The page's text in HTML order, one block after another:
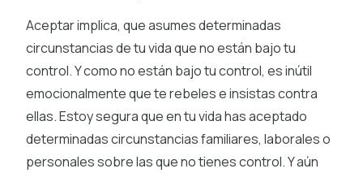
Aceptar implica, que asumes determinadas
circunstancias de tu vida que no están bajo tu
control. Y como no están bajo tu control, es inútil
emocionalmente que te rebeles e insistas contra
ellas. Estoy segura que en tu vida has aceptado
determinadas circunstancias familiares, laborales o
personales sobre las que no tienes control. Y aún